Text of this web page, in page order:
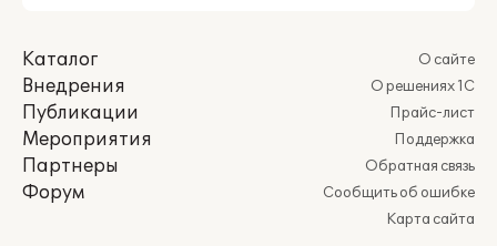
Каталог
Внедрения
Публикации
Мероприятия
Партнеры
Форум
О сайте
О решениях 1С
Прайс-лист
Поддержка
Обратная связь
Сообщить об ошибке
Карта сайта